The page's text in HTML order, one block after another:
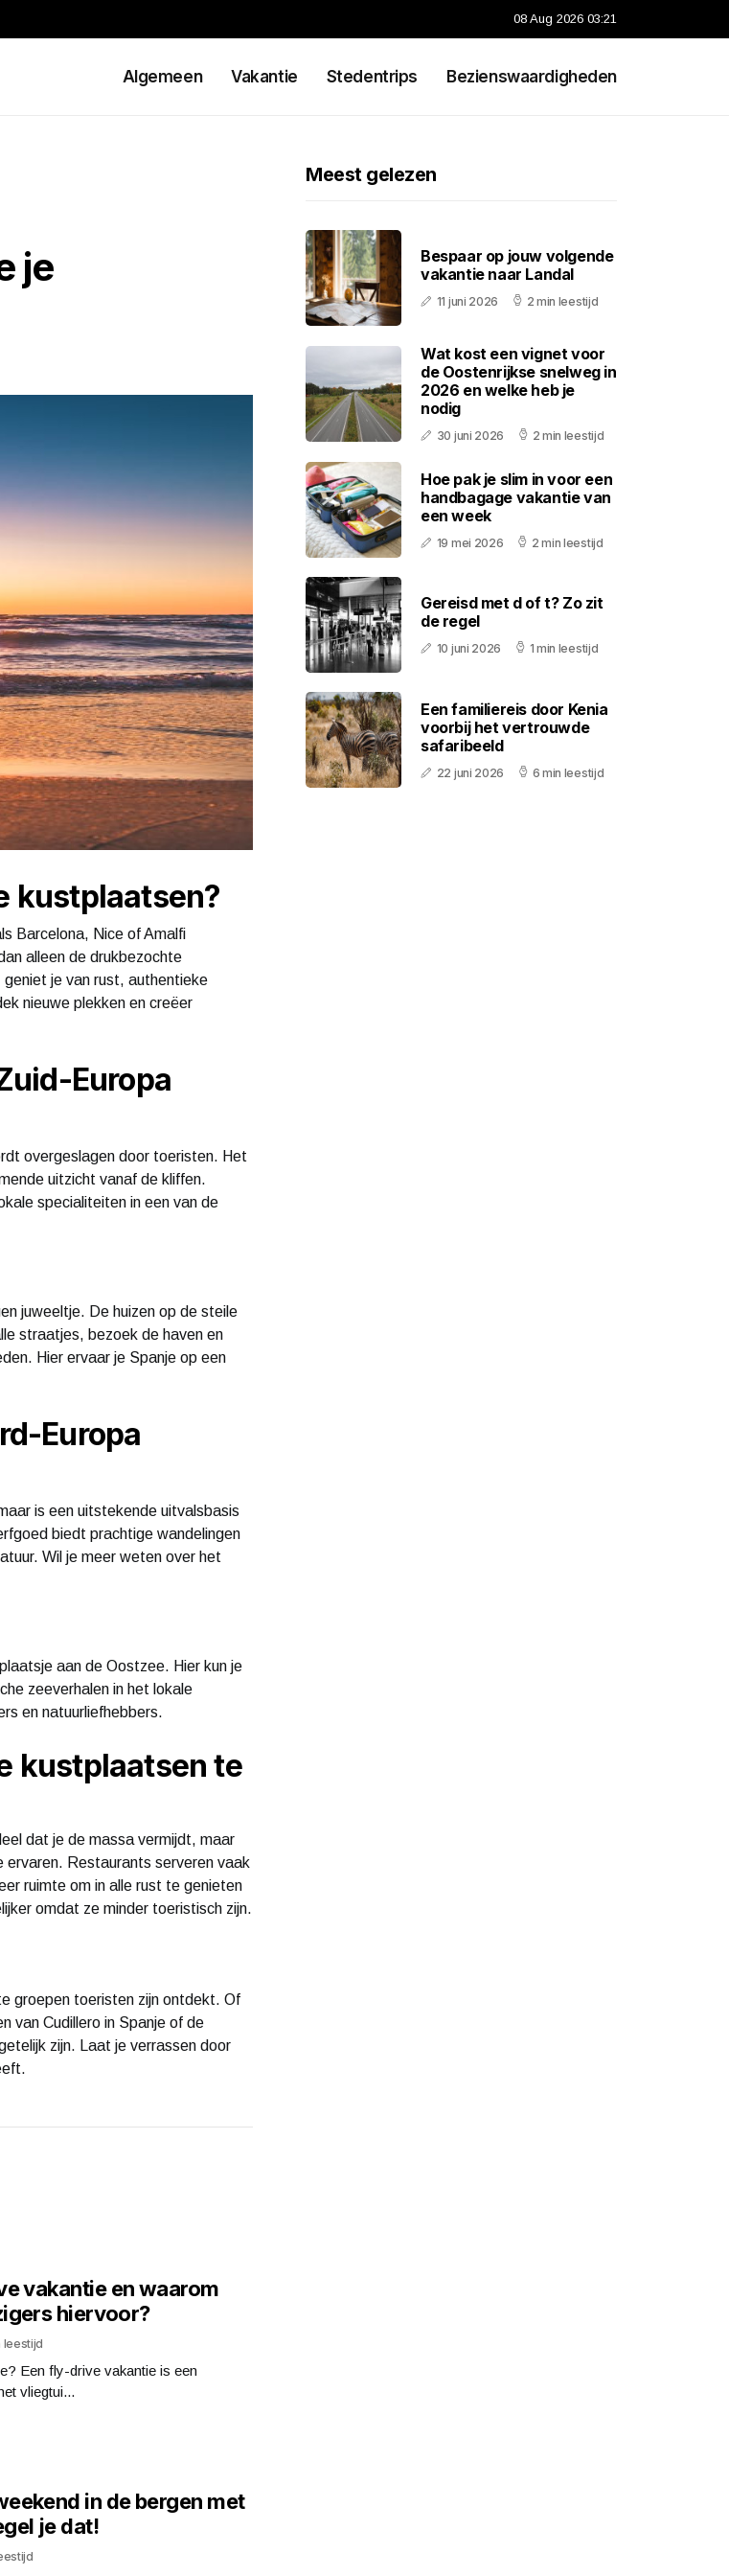
08 Aug 2026 03:21
Algemeen Vakantie Stedentrips Bezienswaardigheden
je
kustplaatsen?
Barcelona, Nice of Amalfi
alleen de drukbezochte
je van rust, authentieke
nieuwe plekken en creëer
Europa
overgeslagen door toeristen. Het
uitzicht vanaf de kliffen.
specialiteiten in een van de
juweeltje. De huizen op de steile
straatjes, bezoek de haven en
Hier ervaar je Spanje op een
Europa
is een uitstekende uitvalsbasis
biedt prachtige wandelingen
Wil je meer weten over het
aan de Oostzee. Hier kun je
zeeverhalen in het lokale
en natuurliefhebbers.
kustplaatsen te
dat je de massa vermijdt, maar
ervaren. Restaurants serveren vaak
ruimte om in alle rust te genieten
omdat ze minder toeristisch zijn.
groepen toeristen zijn ontdekt. Of
van Cudillero in Spanje of de
zijn. Laat je verrassen door
vakantie en waarom
hiervoor?
leestijd
Een fly-drive vakantie is een
vliegtui...
in de bergen met
je dat!
Meest gelezen
Bespaar op jouw volgende
vakantie naar Landal
11 juni 2026 2 min leestijd
Wat kost een vignet voor
de Oostenrijkse snelweg in
2026 en welke heb je
nodig
30 juni 2026 2 min leestijd
Hoe pak je slim in voor een
handbagage vakantie van
een week
19 mei 2026 2 min leestijd
Gereisd met d of t? Zo zit
de regel
10 juni 2026 1 min leestijd
Een familiereis door Kenia
voorbij het vertrouwde
safaribeeld
22 juni 2026 6 min leestijd